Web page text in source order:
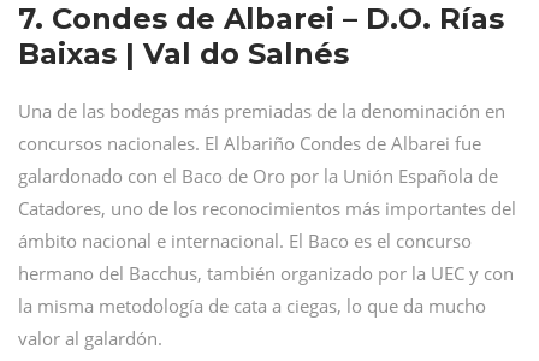
7. Condes de Albarei – D.O. Rías
Baixas | Val do Salnés
Una de las bodegas más premiadas de la denominación en
concursos nacionales. El Albariño Condes de Albarei fue
galardonado con el Baco de Oro por la Unión Española de
Catadores, uno de los reconocimientos más importantes del
ámbito nacional e internacional. El Baco es el concurso
hermano del Bacchus, también organizado por la UEC y con
la misma metodología de cata a ciegas, lo que da mucho
valor al galardón.